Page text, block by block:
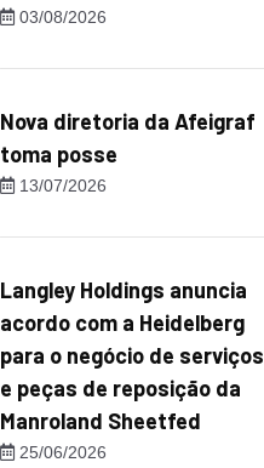
03/08/2026
Nova diretoria da Afeigraf
toma posse
13/07/2026
Langley Holdings anuncia
acordo com a Heidelberg
para o negócio de serviços
e peças de reposição da
Manroland Sheetfed
25/06/2026